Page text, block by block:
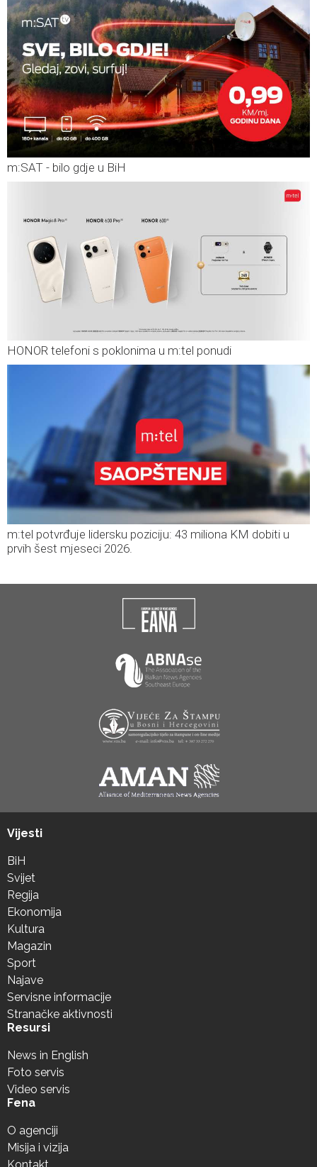
m:SAT - bilo gdje u BiH
HONOR telefoni s poklonima u m:tel ponudi
m:tel potvrđuje lidersku poziciju: 43 miliona KM dobiti u
prvih šest mjeseci 2026.
Vijesti
BiH
Svijet
Regija
Ekonomija
Kultura
Magazin
Sport
Najave
Servisne informacije
Stranačke aktivnosti
Resursi
News in English
Foto servis
Video servis
Fena
O agenciji
Misija i vizija
Kontakt